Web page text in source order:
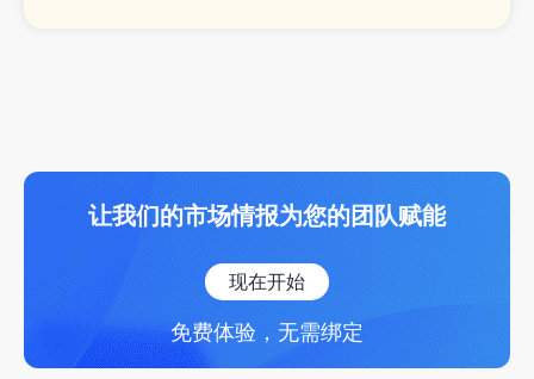
让我们的市场情报为您的团队赋能
现在开始
免费体验，无需绑定